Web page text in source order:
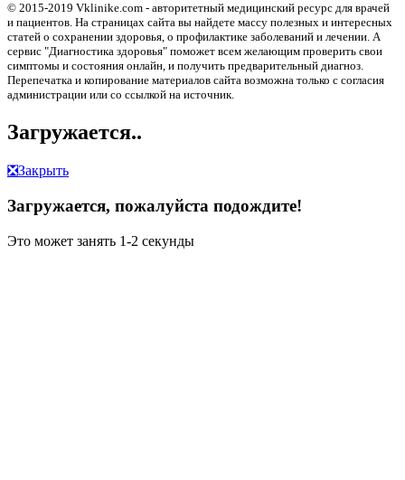
© 2015-2019 Vklinike.com - авторитетный медицинский ресурс для врачей
и пациентов. На страницах сайта вы найдете массу полезных и интересных
статей о сохранении здоровья, о профилактике заболеваний и лечении. А
сервис "Диагностика здоровья" поможет всем желающим проверить свои
симптомы и состояния онлайн, и получить предварительный диагноз.
Перепечатка и копирование материалов сайта возможна только с согласия
администрации или со ссылкой на источник.
Загружается..
❎Закрыть
Загружается, пожалуйста подождите!
Это может занять 1-2 секунды